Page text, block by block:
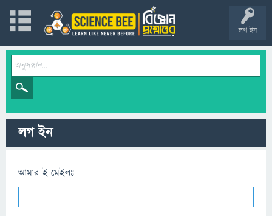
লগ ইন
লগ ইন
আমার ই-মেইলঃ